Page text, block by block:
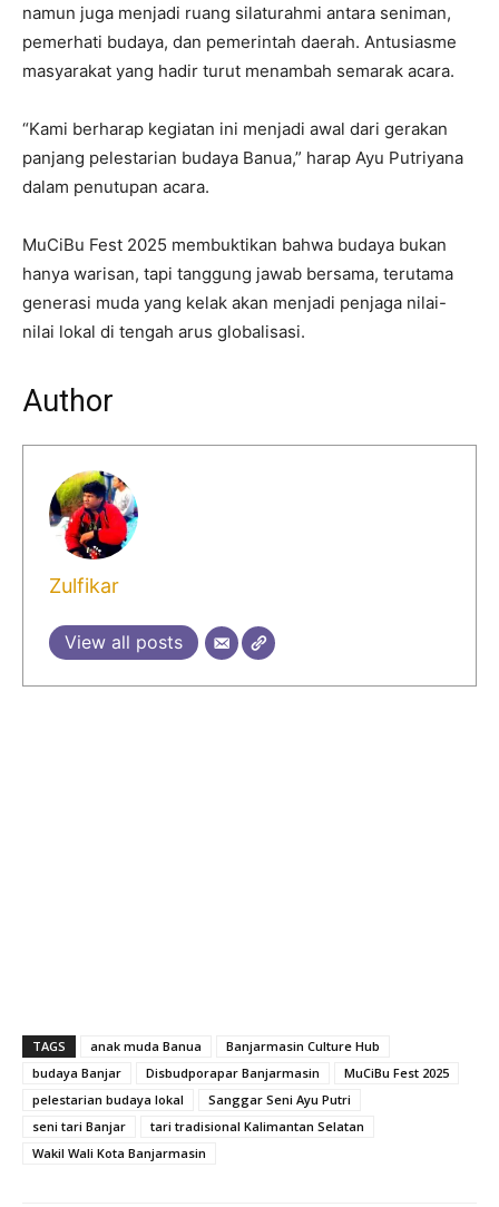
namun juga menjadi ruang silaturahmi antara seniman,
pemerhati budaya, dan pemerintah daerah. Antusiasme
masyarakat yang hadir turut menambah semarak acara.
“Kami berharap kegiatan ini menjadi awal dari gerakan
panjang pelestarian budaya Banua,” harap Ayu Putriyana
dalam penutupan acara.
MuCiBu Fest 2025 membuktikan bahwa budaya bukan
hanya warisan, tapi tanggung jawab bersama, terutama
generasi muda yang kelak akan menjadi penjaga nilai-
nilai lokal di tengah arus globalisasi.
Author
Zulfikar
View all posts
TAGS anak muda Banua
Banjarmasin Culture Hub
budaya Banjar
Disbudporapar Banjarmasin
MuCiBu Fest 2025
pelestarian budaya lokal
Sanggar Seni Ayu Putri
seni tari Banjar
tari tradisional Kalimantan Selatan
Wakil Wali Kota Banjarmasin